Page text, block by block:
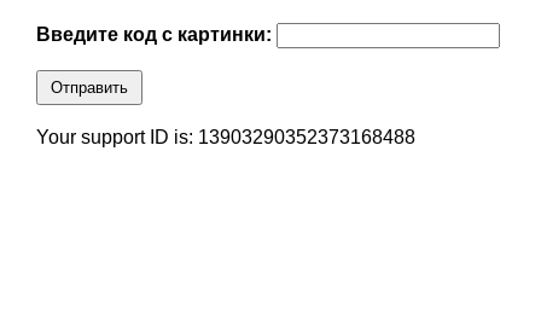
Введите код с картинки:
Отправить
Your support ID is: 13903290352373168488